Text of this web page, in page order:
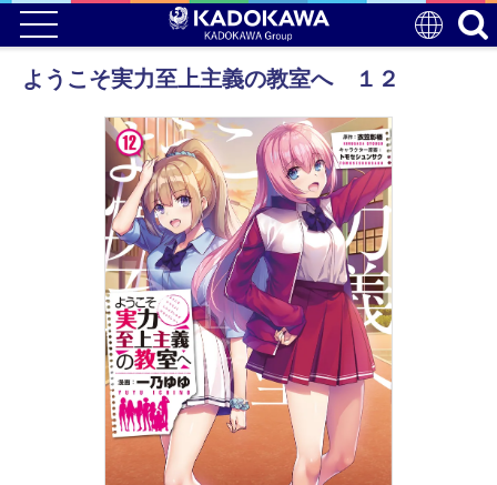
ようこそ実力至上主義の教室へ １２